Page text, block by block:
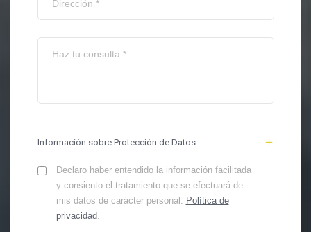
Información sobre Protección de Datos
Declaro haber entendido la información facilitada
y consiento el tratamiento que se efectuará de
mis datos de carácter personal. Política de
privacidad.